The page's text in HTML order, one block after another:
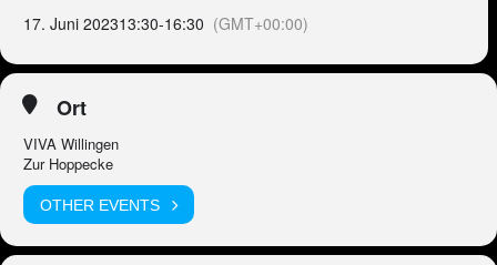
17. Juni 202313:30-16:30 (GMT+00:00)
Ort
VIVA Willingen
Zur Hoppecke
OTHER EVENTS